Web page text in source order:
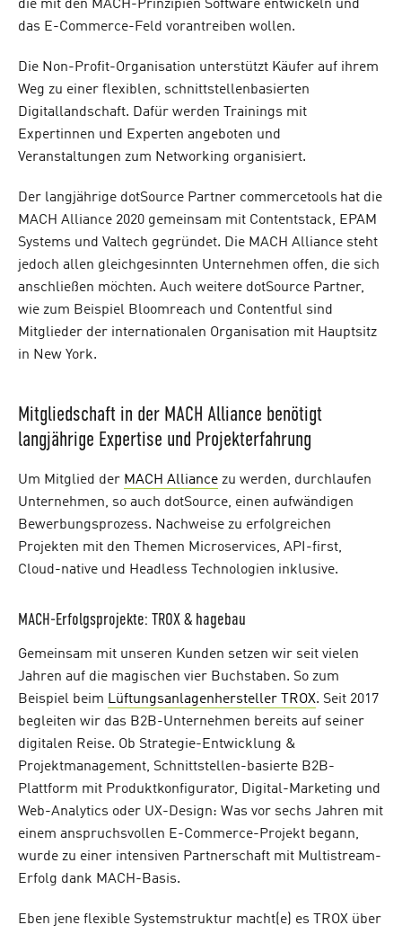
die mit den MACH-Prinzipien Software entwickeln und
das E-Commerce-Feld vorantreiben wollen.
Die Non-Profit-Organisation unterstützt Käufer auf ihrem
Weg zu einer flexiblen, schnittstellenbasierten
Digitallandschaft. Dafür werden Trainings mit
Expertinnen und Experten angeboten und
Veranstaltungen zum Networking organisiert.
Der langjährige dotSource Partner commercetools hat die
MACH Alliance 2020 gemeinsam mit Contentstack, EPAM
Systems und Valtech gegründet. Die MACH Alliance steht
jedoch allen gleichgesinnten Unternehmen offen, die sich
anschließen möchten. Auch weitere dotSource Partner,
wie zum Beispiel Bloomreach und Contentful sind
Mitglieder der internationalen Organisation mit Hauptsitz
in New York.
Mitgliedschaft in der MACH Alliance benötigt
langjährige Expertise und Projekterfahrung
Um Mitglied der MACH Alliance zu werden, durchlaufen
Unternehmen, so auch dotSource, einen aufwändigen
Bewerbungsprozess. Nachweise zu erfolgreichen
Projekten mit den Themen Microservices, API-first,
Cloud-native und Headless Technologien inklusive.
MACH-Erfolgsprojekte: TROX & hagebau
Gemeinsam mit unseren Kunden setzen wir seit vielen
Jahren auf die magischen vier Buchstaben. So zum
Beispiel beim Lüftungsanlagenhersteller TROX. Seit 2017
begleiten wir das B2B-Unternehmen bereits auf seiner
digitalen Reise. Ob Strategie-Entwicklung &
Projektmanagement, Schnittstellen-basierte B2B-
Plattform mit Produktkonfigurator, Digital-Marketing und
Web-Analytics oder UX-Design: Was vor sechs Jahren mit
einem anspruchsvollen E-Commerce-Projekt begann,
wurde zu einer intensiven Partnerschaft mit Multistream-
Erfolg dank MACH-Basis.
Eben jene flexible Systemstruktur macht(e) es TROX über